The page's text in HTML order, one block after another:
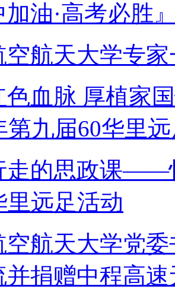
加油·高考必胜
空航天大学专
色血脉 厚植家
第九届60华里
走的思政课——
里远足活动
空航天大学党
并捐赠中程高